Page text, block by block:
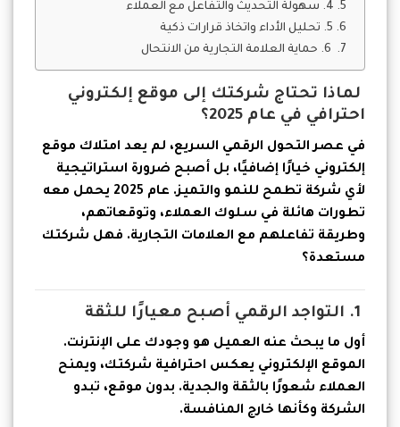
4. سهولة التحديث والتفاعل مع العملاء
5. تحليل الأداء واتخاذ قرارات ذكية
لماذا تحتاج شركتك إلى موقع إلكتروني
احترافي في عام 2025؟
في عصر التحول الرقمي السريع، لم يعد امتلاك موقع
إلكتروني خيارًا إضافيًا، بل أصبح ضرورة استراتيجية
لأي شركة تطمح للنمو والتميز. عام 2025 يحمل معه
تطورات هائلة في سلوك العملاء، وتوقعاتهم،
وطريقة تفاعلهم مع العلامات التجارية. فهل شركتك
مستعدة؟
أول ما يبحث عنه العميل هو وجودك على الإنترنت.
الموقع الإلكتروني يعكس احترافية شركتك، ويمنح
العملاء شعورًا بالثقة والجدية. بدون موقع، تبدو
الشركة وكأنها خارج المنافسة.